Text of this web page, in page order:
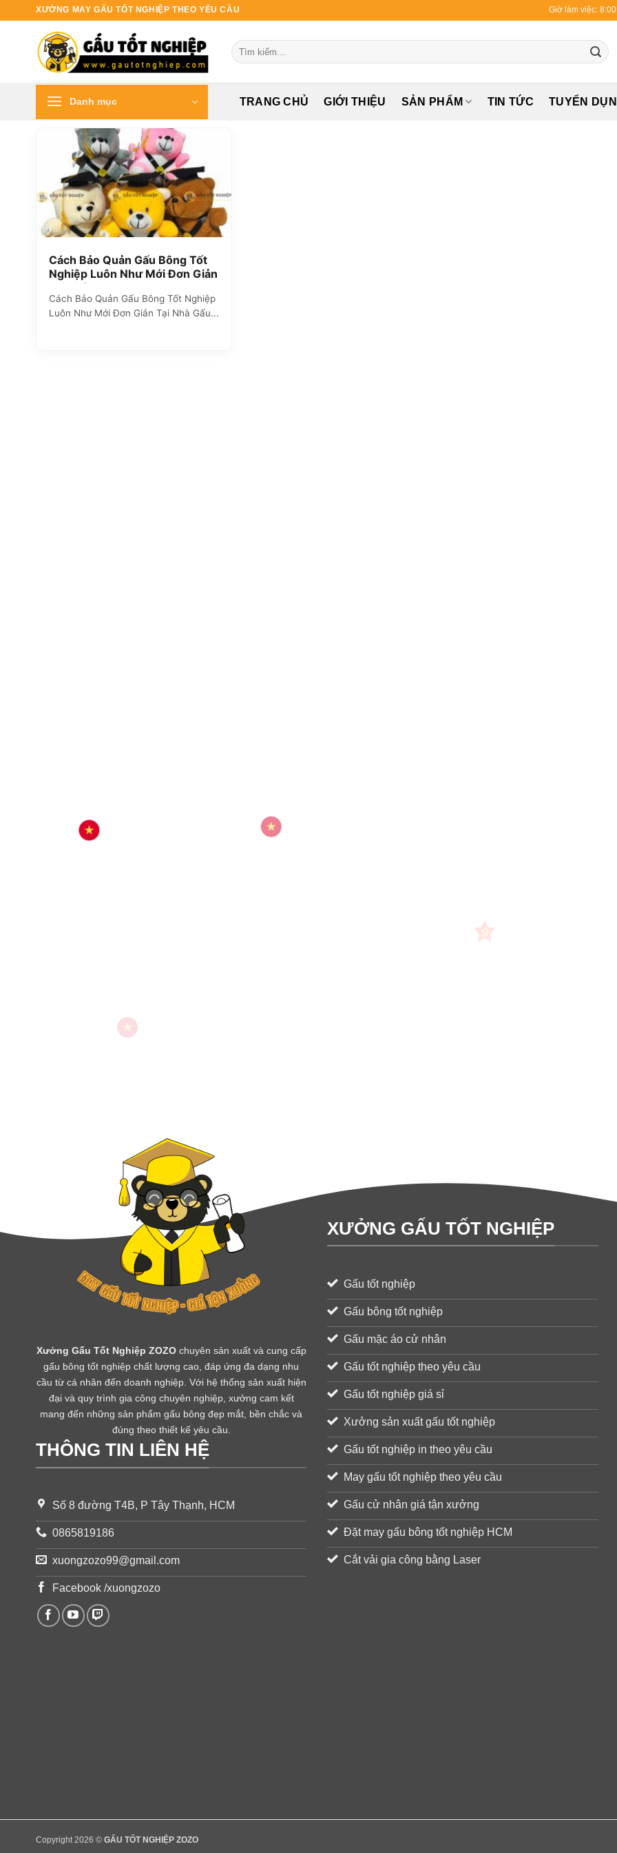
XƯỞNG MAY GẤU TỐT NGHIỆP THEO YÊU CẦU Giờ làm việc:
Tìm
kiếm:
Danh mục TRANG CHỦ GIỚI THIỆU SẢN PHẨM TIN TỨC TUYỂN
Cách Bảo Quản Gấu Bông Tốt
Nghiệp Luôn Như Mới Đơn Giản
Tại Nhà
Cách Bảo Quản Gấu Bông Tốt Nghiệp
Luôn Như Mới Đơn Giản Tại Nhà Gấu...
Xưởng Gấu Tốt Nghiệp ZOZOchuyên sản xuất và cung cấp
gấu bông tốt nghiệp chất lượng cao, đáp ứng đa dạng nhu
cầu từ cá nhân đến doanh nghiệp. Với hệ thống sản xuất hiện
đại và quy trình gia công chuyên nghiệp, xưởng cam kết
mang đến những sản phẩm gấu bông đẹp mắt, bền chắc và
đúng theo thiết kế yêu cầu.
THÔNG TIN LIÊN HỆ
Số 8 đường T4B, P Tây Thạnh, HCM
0865819186
xuongzozo99@gmail.com
Facebook /xuongzozo
XƯỞNG GẤU TỐT NGHIỆP
Gấu tốt nghiệp
Gấu bông tốt nghiệp
Gấu mặc áo cử nhân
Gấu tốt nghiệp theo yêu cầu
Gấu tốt nghiệp giá sỉ
Xưởng sản xuất gấu tốt nghiệp
Gấu tốt nghiệp in theo yêu cầu
May gấu tốt nghiệp theo yêu cầu
Gấu cử nhân giá tận xưởng
Đặt may gấu bông tốt nghiệp HCM
Cắt vải gia công bằng Laser
Copyright 2026 © GẤU TỐT NGHIỆP ZOZO